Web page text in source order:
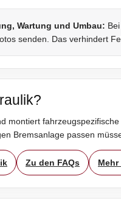
Wartung und Umbau:
senden. Das verhindert
montiert
Bremsanlage passen
Zu den FAQs